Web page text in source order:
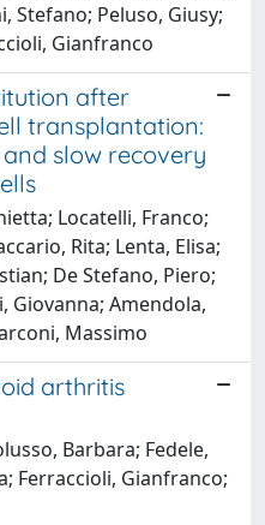
Stefano; Peluso, Giusy;
Gianfranco
after
transplantation:
slow recovery
Locatelli, Franco;
Rita; Lenta, Elisa;
De Stefano, Piero;
Giovanna; Amendola,
Massimo
arthritis
Barbara; Fedele,
Ferraccioli, Gianfranco;